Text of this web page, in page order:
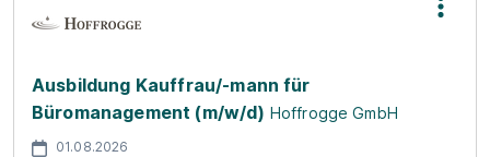
Ausbildung Kauffrau/-mann für
Büromanagement (m/w/d) Hoffrogge GmbH
01.08.2026